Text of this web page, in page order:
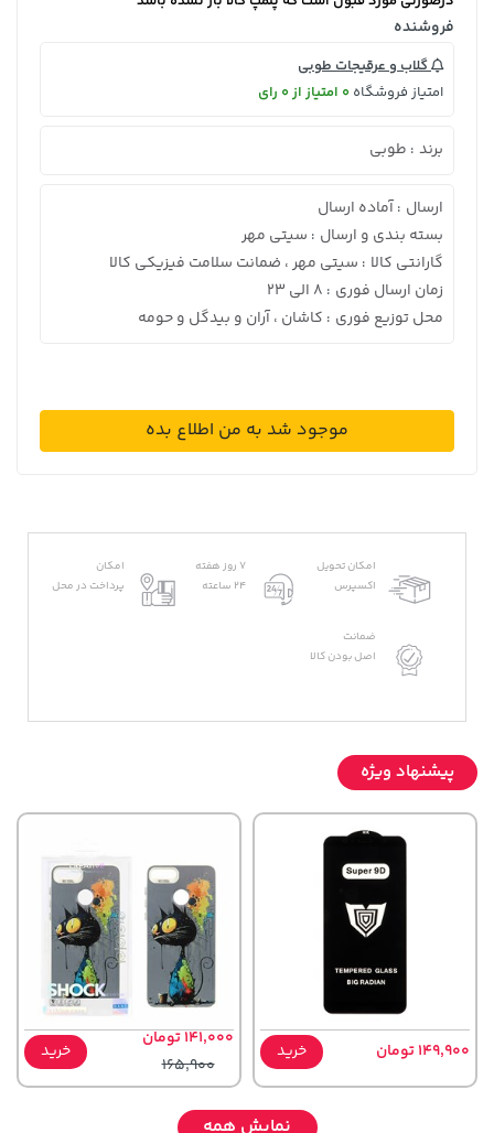
فروشنده
گلاب و عرقیجات طوبی
امتیاز فروشگاه 0 امتیاز از 0 رای
برند : طوبی
ارسال : آماده ارسال
بسته بندی و ارسال : سیتی مهر
گارانتی کالا : سیتی مهر ، ضمانت سلامت فیزیکی کالا
زمان ارسال فوری : 8 الی 23
محل توزیع فوری : کاشان ، آران و بیدگل و حومه
موجود شد به من اطلاع بده
امکان تحویل
اکسپرس
7 روز هفته
24 ساعته
امکان
پرداخت در محل
ضمانت
اصل بودن کالا
پیشنهاد ویژه
149,900 تومان خرید
141,000 تومان
165,900
خرید
نمایش همه